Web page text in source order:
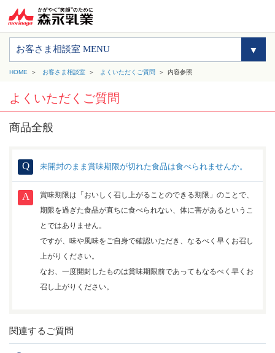
お客さま相談室 MENU
HOME お客さま相談室 よくいただくご質問 内容参照
よくいただくご質問
商品全般
未開封のまま賞味期限が切れた食品は食べられませんか。
賞味期限は「おいしく召し上がることのできる期限」のことで、
期限を過ぎた食品が直ちに食べられない、体に害があるというこ
とではありません。
ですが、味や風味をご自身で確認いただき、なるべく早くお召し
上がりください。
なお、一度開封したものは賞味期限前であってもなるべく早くお
召し上がりください。
関連するご質問